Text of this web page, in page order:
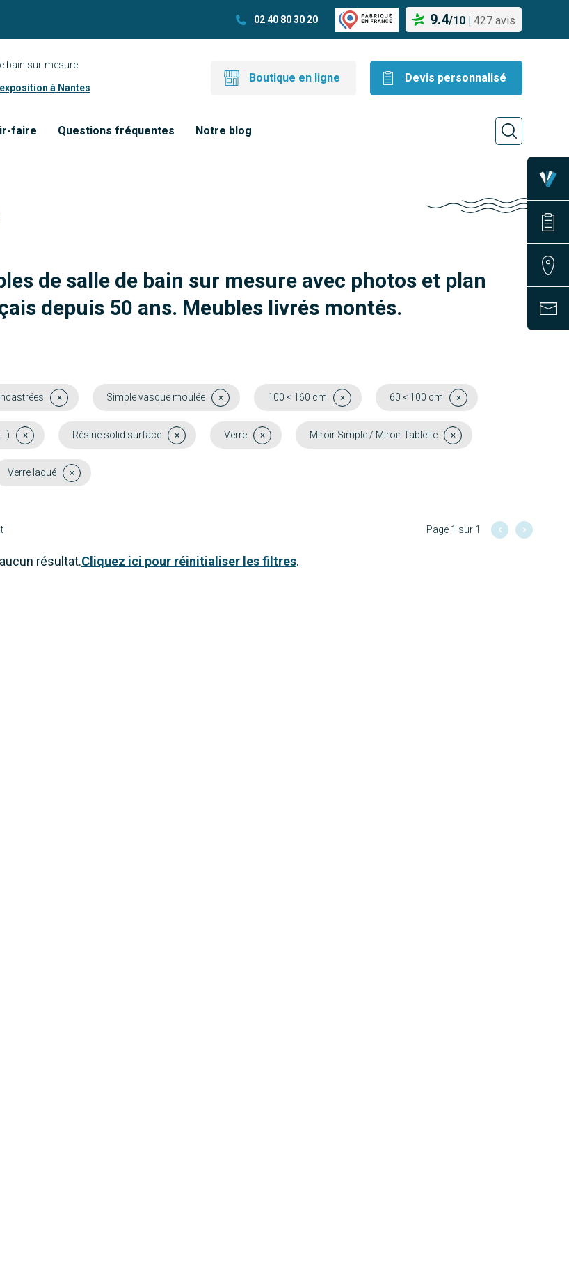
02 40 80 30 20 9.4/10 | 427 avis
bain sur-mesure.
à Nantes
Boutique en ligne Devis personnalisé
faire Questions fréquentes Notre blog
de salle de bain sur mesure avec photos et plan
depuis 50 ans. Meubles livrés montés.
Simple vasque moulée 100 < 160 cm 60 < 100 cm
Résine solid surface Verre Miroir Simple / Miroir Tablette
Verre laqué
Page 1 sur 1
résultat.Cliquez ici pour réinitialiser les filtres.